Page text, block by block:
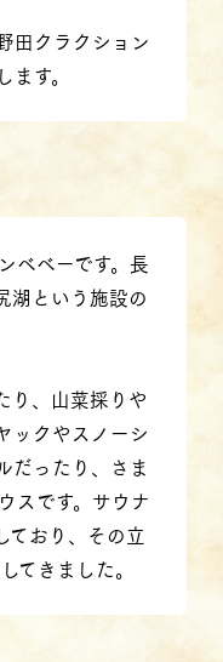
田クラクション
す。
べべーです。長
湖という施設の
り、山菜採りや
ックやスノーシ
だったり、さま
スです。サウナ
ており、その立
てきました。